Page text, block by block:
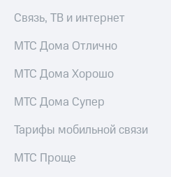
Связь, ТВ и интернет
МТС Дома Отлично
МТС Дома Хорошо
МТС Дома Супер
Тарифы мобильной связи
МТС Проще